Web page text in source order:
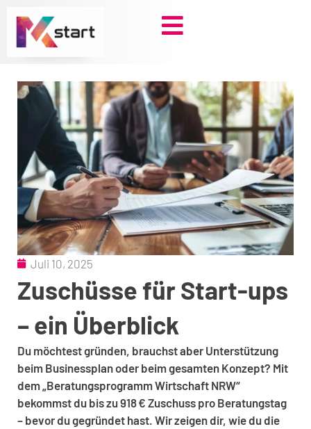
Inhalt
springen
Juli 10, 2025
Zuschüsse für Start-ups
– ein Überblick
Du möchtest gründen, brauchst aber Unterstützung
beim Businessplan oder beim gesamten Konzept? Mit
dem „Beratungsprogramm Wirtschaft NRW“
bekommst du bis zu 918 € Zuschuss pro Beratungstag
– bevor du gegründet hast. Wir zeigen dir, wie du die